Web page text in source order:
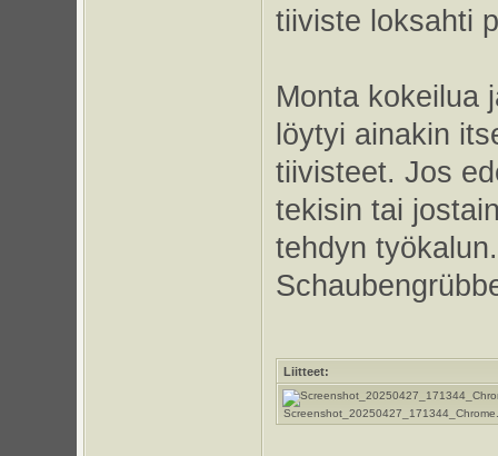
tiiviste loksahti
Monta kokeilua
löytyi ainakin
tiivisteet. Jos
tekisin tai
tehdyn
Liitteet: